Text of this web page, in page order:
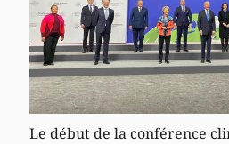
Le début de la conférence